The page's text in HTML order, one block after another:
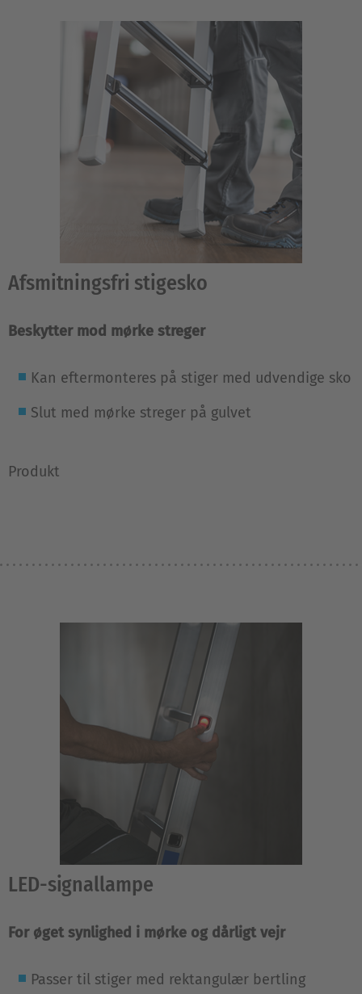
Afsmitningsfri stigesko
Beskytter mod mørke streger
Kan eftermonteres på stiger med udvendige sko
Slut med mørke streger på gulvet
Produkt
LED-signallampe
For øget synlighed i mørke og dårligt vejr
Passer til stiger med rektangulær bertling